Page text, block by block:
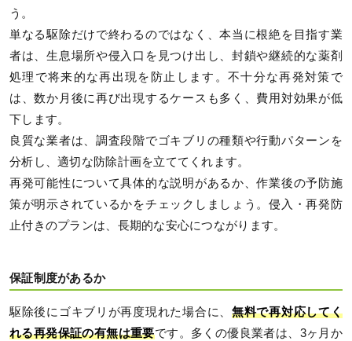
う。
単なる駆除だけで終わるのではなく、本当に根絶を目指す業
者は、生息場所や侵入口を見つけ出し、封鎖や継続的な薬剤
処理で将来的な再出現を防止します。不十分な再発対策で
は、数か月後に再び出現するケースも多く、費用対効果が低
下します。
良質な業者は、調査段階でゴキブリの種類や行動パターンを
分析し、適切な防除計画を立ててくれます。
再発可能性について具体的な説明があるか、作業後の予防施
策が明示されているかをチェックしましょう。侵入・再発防
止付きのプランは、長期的な安心につながります。
保証制度があるか
駆除後にゴキブリが再度現れた場合に、 無料で再対応してく
れる再発保証の有無は重要です。多くの優良業者は、3ヶ月か